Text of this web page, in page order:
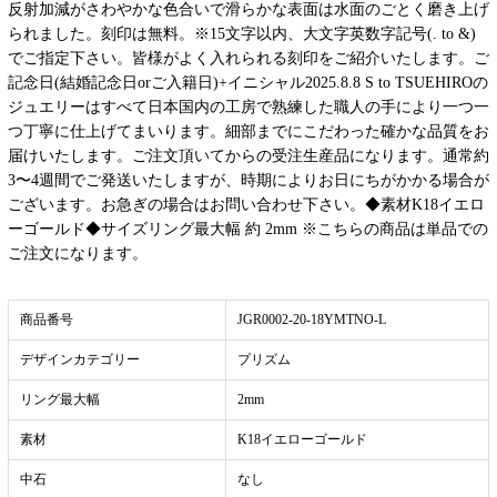
反射加減がさわやかな色合いで滑らかな表面は水面のごとく磨き上げ
られました。刻印は無料。※15文字以内、大文字英数字記号(. to &)
でご指定下さい。皆様がよく入れられる刻印をご紹介いたします。ご
記念日(結婚記念日orご入籍日)+イニシャル2025.8.8 S to TSUEHIROの
ジュエリーはすべて日本国内の工房で熟練した職人の手により一つ一
つ丁寧に仕上げてまいります。細部までにこだわった確かな品質をお
届けいたします。ご注文頂いてからの受注生産品になります。通常約
3〜4週間でご発送いたしますが、時期によりお日にちがかかる場合が
ございます。お急ぎの場合はお問い合わせ下さい。◆素材K18イエロ
ーゴールド◆サイズリング最大幅 約 2mm ※こちらの商品は単品での
ご注文になります。
商品番号 JGR0002-20-18YMTNO-L
デザインカテゴリー プリズム
リング最大幅 2mm
素材 K18イエローゴールド
中石 なし